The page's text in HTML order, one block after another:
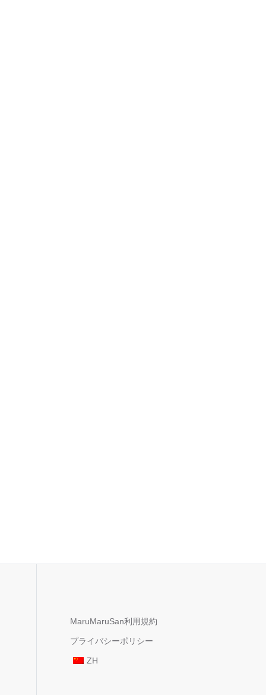
MaruMaruSan利用規約
プライバシーポリシー
ZH